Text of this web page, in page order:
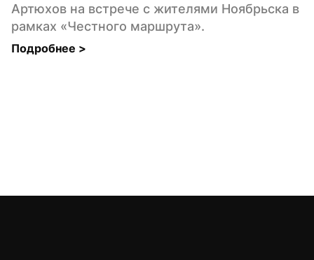
Артюхов на встрече с жителями Ноябрьска в
рамках «Честного маршрута».
Подробнее >